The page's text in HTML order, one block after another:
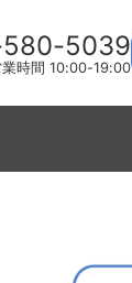
5039
業時間 10:00-19:00